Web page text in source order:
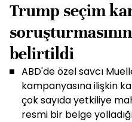
Trump seçim
belirtildi
ABD'de özel savcı
kampanyasına ilişkin
çok sayıda yetkiliye
resmi bir belge